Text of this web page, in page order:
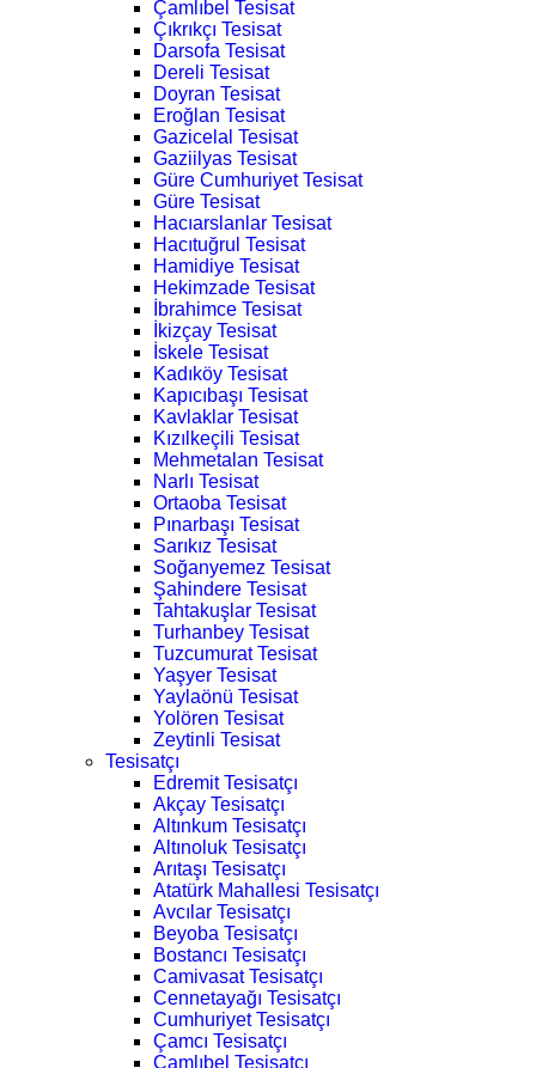
Çamlıbel Tesisat
Çıkrıkçı Tesisat
Darsofa Tesisat
Dereli Tesisat
Doyran Tesisat
Eroğlan Tesisat
Gazicelal Tesisat
Gaziilyas Tesisat
Güre Cumhuriyet Tesisat
Güre Tesisat
Hacıarslanlar Tesisat
Hacıtuğrul Tesisat
Hamidiye Tesisat
Hekimzade Tesisat
İbrahimce Tesisat
İkizçay Tesisat
İskele Tesisat
Kadıköy Tesisat
Kapıcıbaşı Tesisat
Kavlaklar Tesisat
Kızılkeçili Tesisat
Mehmetalan Tesisat
Narlı Tesisat
Ortaoba Tesisat
Pınarbaşı Tesisat
Sarıkız Tesisat
Soğanyemez Tesisat
Şahindere Tesisat
Tahtakuşlar Tesisat
Turhanbey Tesisat
Tuzcumurat Tesisat
Yaşyer Tesisat
Yaylaönü Tesisat
Yolören Tesisat
Zeytinli Tesisat
Tesisatçı
Edremit Tesisatçı
Akçay Tesisatçı
Altınkum Tesisatçı
Altınoluk Tesisatçı
Arıtaşı Tesisatçı
Atatürk Mahallesi Tesisatçı
Avcılar Tesisatçı
Beyoba Tesisatçı
Bostancı Tesisatçı
Camivasat Tesisatçı
Cennetayağı Tesisatçı
Cumhuriyet Tesisatçı
Çamcı Tesisatçı
Çamlıbel Tesisatçı